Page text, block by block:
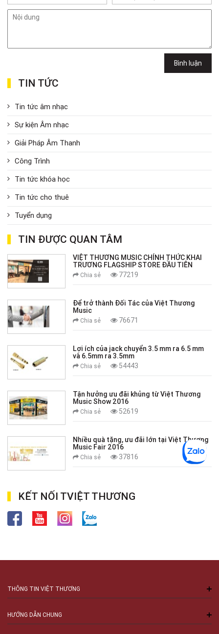
Bình luận
TIN TỨC
Tin tức âm nhạc
Sự kiện Âm nhạc
Giải Pháp Âm Thanh
Công Trình
Tin tức khóa học
Tin tức cho thuê
Tuyển dụng
TIN ĐƯỢC QUAN TÂM
VIỆT THƯƠNG MUSIC CHÍNH THỨC KHAI
TRƯƠNG FLAGSHIP STORE ĐẦU TIÊN
Chia sẻ 77219
Để trở thành Đối Tác của Việt Thương
Music
Chia sẻ 76671
Lợi ích của jack chuyển 3.5 mm ra 6.5 mm
và 6.5mm ra 3.5mm
Chia sẻ 54443
Tận hưởng ưu đãi khủng từ Việt Thương
Music Show 2016
Chia sẻ 52619
Nhiều quà tặng, ưu đãi lớn tại Việt Thương
Music Fair 2016
Chia sẻ 37816
KẾT NỐI TVIỆT THƯƠNG
THÔNG TIN VIỆT THƯƠNG
HƯỚNG DẪN CHUNG